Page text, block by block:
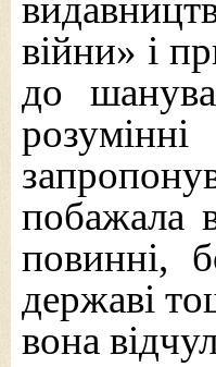
війни» і
до
побажала
повинні,
державі
вона